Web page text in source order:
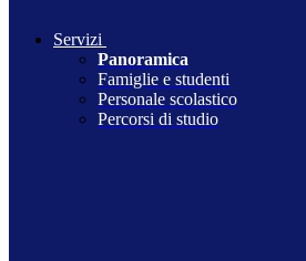
Servizi
Panoramica
Famiglie e studenti
Personale scolastico
Percorsi di studio